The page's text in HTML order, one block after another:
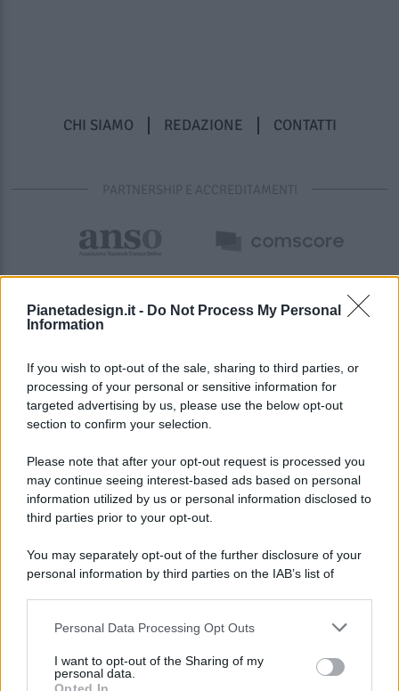
Pianetadesign.it - Do Not Process My Personal
Information
If you wish to opt-out of the sale, sharing to third parties, or
processing of your personal or sensitive information for
targeted advertising by us, please use the below opt-out
section to confirm your selection.
Please note that after your opt-out request is processed you
may continue seeing interest-based ads based on personal
information utilized by us or personal information disclosed to
third parties prior to your opt-out.
You may separately opt-out of the further disclosure of your
personal information by third parties on the IAB’s list of
This information may also be disclosed by us to third parties
disclose it to other third parties.
Personal Data Processing Opt Outs
I want to opt-out of the Sharing of my
personal data.
CHI SIAMO REDAZIONE CONTATTI
PARTNERSHIP E ACCREDITAMENTI
© 2026 - Pianeta Design - P.IVA 04827280654 - Testata
Registrata Al Tribunale Di Nocera Inferiore N. 8/2020 - RG N.
ISCRIZIONE AL ROC N. 35792 – ISCRITTA ALL’ANSO
(ASSOCIAZIONE NAZIONALE STAMPA ONLINE)
PREFERENZE PRIVACY